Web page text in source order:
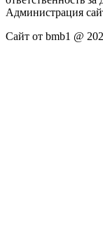
Администрация
Сайт от bmb1 @